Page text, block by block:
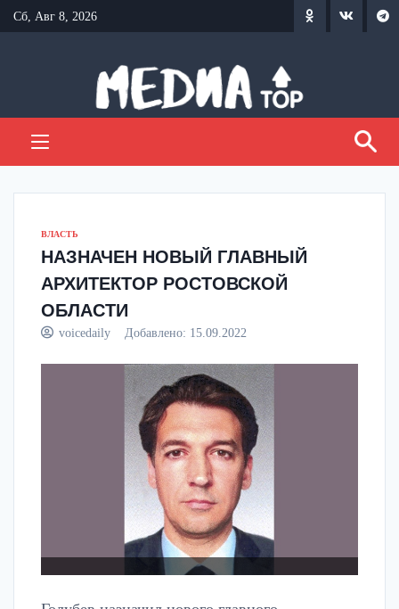
Перейти
к
Сб, Авг 8, 2026
ВЛАСТЬ
НАЗНАЧЕН НОВЫЙ ГЛАВНЫЙ
АРХИТЕКТОР РОСТОВСКОЙ
ОБЛАСТИ
voicedaily Добавлено: 15.09.2022